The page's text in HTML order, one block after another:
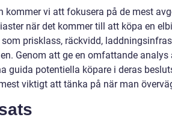
kommer vi att fokusera på de mest
när det kommer till att köpa en
prisklass, räckvidd,
Genom att ge en omfattande
guida potentiella köpare i deras
viktigt att tänka på när man